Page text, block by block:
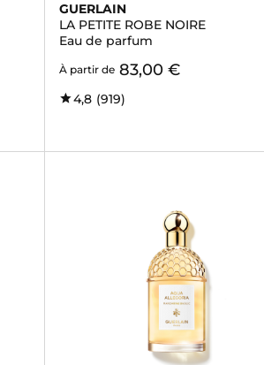
GUERLAIN
LA PETITE ROBE NOIRE
Eau de parfum
À partir de 83,00 €
4,8 (919)